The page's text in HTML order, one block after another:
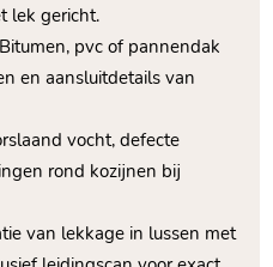
lek gericht.​
pvc of pannendak
en aansluitdetails van
vocht, defecte
rond kozijnen bij
van lekkage in lussen met